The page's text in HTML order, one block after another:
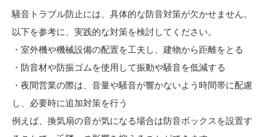
騒音トラブル防止には、具体的な防音対策が欠かせません。
以下を参考に、実践的な対策を検討してください。
・室外機や機械設備の配置を工夫し、建物から距離をとる
・防音材や防振ゴムを使用して振動や騒音を低減する
・夜間営業の際は、音量や騒音が響かないよう時間帯に配慮
し、必要時に追加対策を行う
例えば、換気扇の音が気になる場合は防音ボックスを設置す